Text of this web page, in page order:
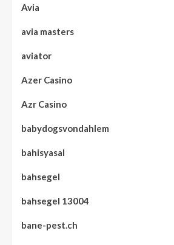
Avia
avia masters
aviator
Azer Casino
Azr Casino
babydogsvondahlem
bahisyasal
bahsegel
bahsegel 13004
bane-pest.ch